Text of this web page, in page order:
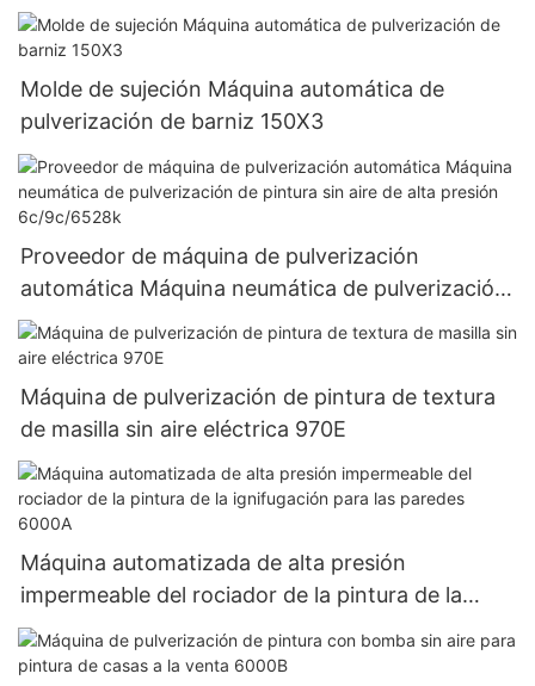
Molde de sujeción Máquina automática de
pulverización de barniz 150X3
Proveedor de máquina de pulverización
automática Máquina neumática de pulverización
de pintura sin aire de alta presión 6c/9c/6528k
Máquina de pulverización de pintura de textura
de masilla sin aire eléctrica 970E
Máquina automatizada de alta presión
impermeable del rociador de la pintura de la
ignifugación para las paredes 6000A